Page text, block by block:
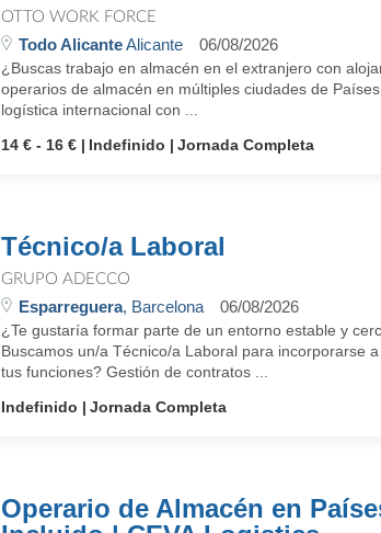
OTTO WORK FORCE
Todo AlicanteAlicante 06/08/2026
¿Buscas trabajo en almacén en el extranjero con
operarios de almacén en múltiples ciudades de
logística internacional con ...
14 € - 16 €
Indefinido Jornada Completa
Técnico/a Laboral
GRUPO ADECCO
Esparreguera, Barcelona 06/08/2026
¿Te gustaría formar parte de un entorno estable y
Buscamos un/a Técnico/a Laboral para incorporarse
tus funciones? Gestión de contratos ...
Indefinido
Jornada Completa
Operario de Almacén en